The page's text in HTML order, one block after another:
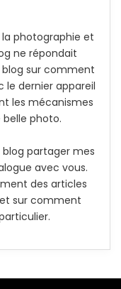
photographie et
ne répondait
sur comment
le dernier appareil
les mécanismes
photo.
partager mes
avec vous.
des articles
sur comment